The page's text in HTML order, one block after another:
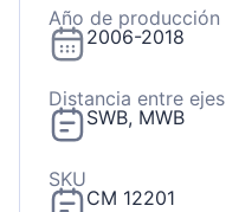
Año de producción
2006-2018
Distancia entre ejes
SWB, MWB
SKU
CM 12201